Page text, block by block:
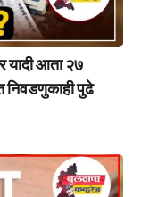
यादी आता २७
निवडणुकाही पुढे